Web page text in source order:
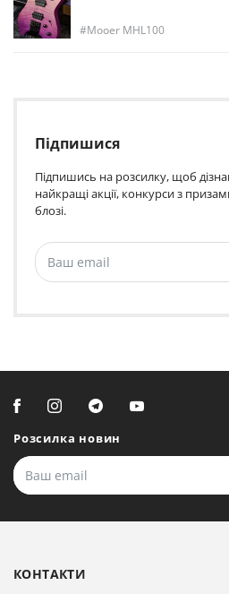
Mooer MHL100
Підпишися
Підпишись на розсилку, щоб
найкращі акції, конкурси з
блозі.
Розсилка новин
КОНТАКТИ